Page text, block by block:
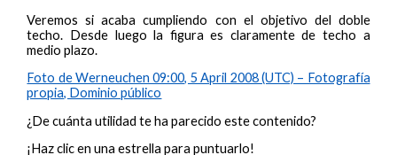
Veremos si acaba cumpliendo con el objetivo del doble
techo. Desde luego la figura es claramente de techo a
medio plazo.
Foto de Werneuchen 09:00, 5 April 2008 (UTC) – Fotografía
propia, Dominio público
¿De cuánta utilidad te ha parecido este contenido?
¡Haz clic en una estrella para puntuarlo!